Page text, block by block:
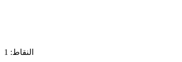
النقاط: 1